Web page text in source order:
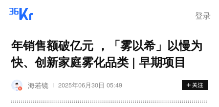
登录
年销售额破亿元 ，「雾以希」以慢为
快、创新家庭雾化品类 | 早期项目
海若镜 2025年06月30日 05:49